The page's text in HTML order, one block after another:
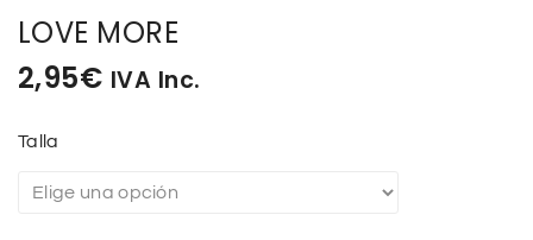
LOVE MORE
2,95€ IVA Inc.
Talla